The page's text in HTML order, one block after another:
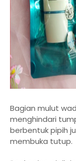
Bagian mulut
menghindari
berbentuk pipih
membuka tutup.